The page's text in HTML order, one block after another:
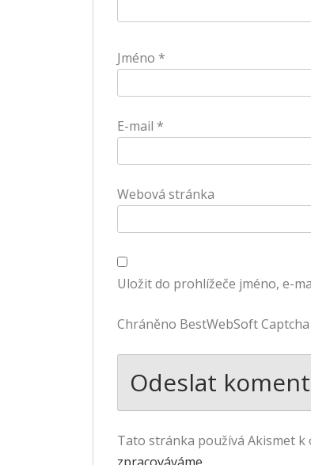
Jméno *
E-mail *
Webová stránka
Uložit do prohlížeče jméno, e-
Chráněno BestWebSoft Captcha
Tato stránka používá Akismet k